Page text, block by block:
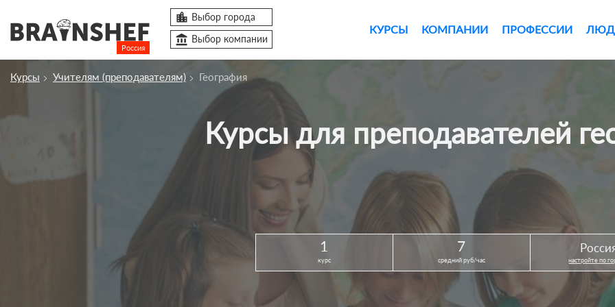
Россия
 Выбор города
account_balance Выбор компании
КУРСЫ КОМПАНИИ ПРОФЕССИИ
Курсы
Курсы Учителям (преподавателям) География
Курсы для преподавателей
1
курс
7
средний руб/час настройте по